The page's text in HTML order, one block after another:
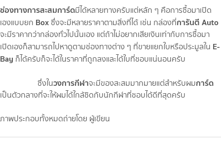
ช่องทางการสะสมการ์ดมีได้หลายทางครับแต่หลัก ๆ คือการซื้อมาเปิด
เองแบบยก Boxซึ่งจะมีหลายราคาตามสิ่งที่ได้ เช่น กล่องที่การันตี Auto
จะมีราคากว่ากล่องทั่วไปนั้นเอง แต่ถ้าไม่อยากเสียเงินเท่ากับการซื้อมา
เปิดเองก็สามารถไปหาดูตามช่องทางต่าง ๆ ที่ขายแยกใบหรือประมูลใน E-
Bay ก็ได้ครับก็จะได้ในราคาที่ถูกลงและได้ใบที่ชอบแน่นอนครับ
ซึ่งในวงการกีฬาจะมีของสะสมมากมายแต่สำหรับผมการ์ด
เป็นตัวกลางที่จะให้ผมได้ใกล้ชิดกับนักกีฬาที่ชอบได้ดีที่สุดครับ
ภาพประกอบทั้งหมดถ่ายโดย ผู้เขียน